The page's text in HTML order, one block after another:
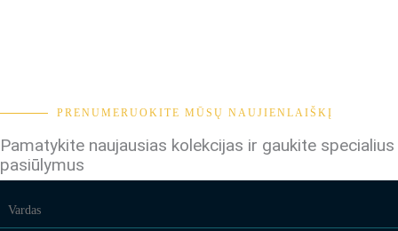
PRENUMERUOKITE MŪSŲ NAUJIENLAIŠKĮ
Pamatykite naujausias kolekcijas ir gaukite specialius
pasiūlymus